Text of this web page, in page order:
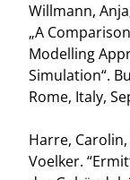
Willmann,
„A
Modelling
Simulation“.
Rome, Italy,
Harre,
Voelker.